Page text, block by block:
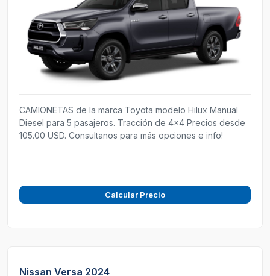
CAMIONETAS de la marca Toyota modelo Hilux Manual
Diesel para 5 pasajeros. Tracción de 4x4 Precios desde
105.00 USD. Consultanos para más opciones e info!
Calcular Precio
Nissan Versa 2024